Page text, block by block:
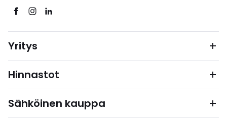
Yritys
Hinnastot
Sähköinen kauppa